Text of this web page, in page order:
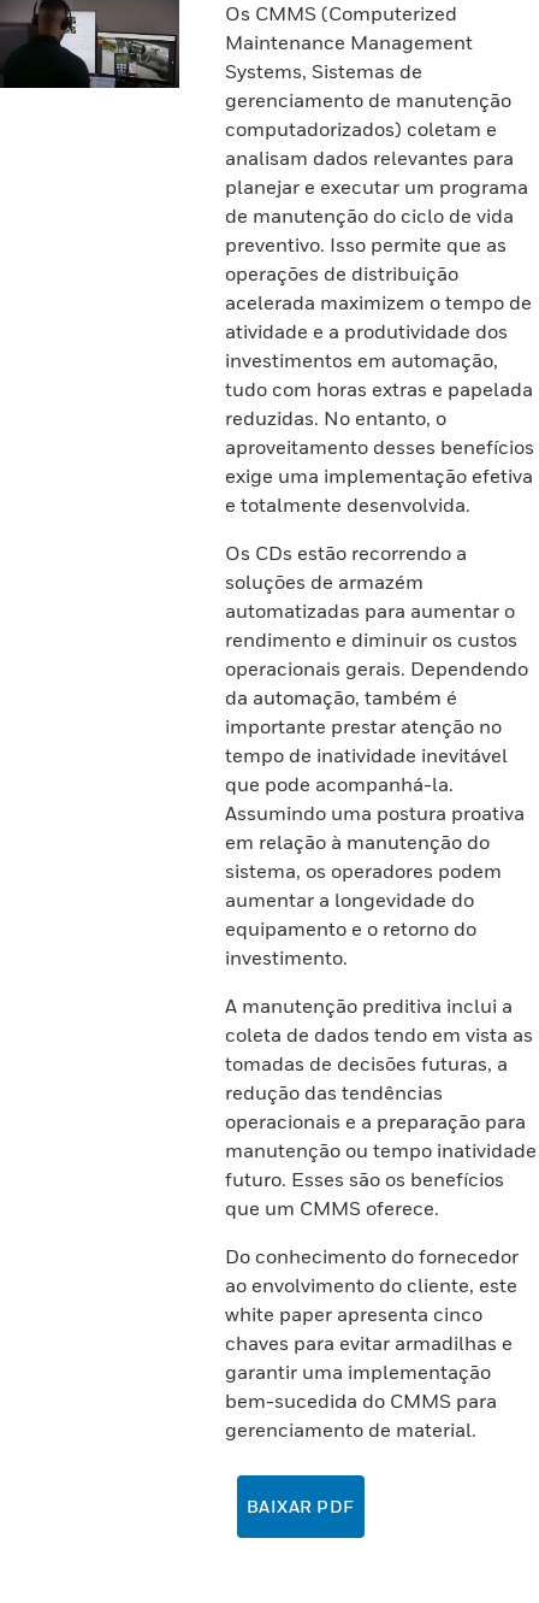
Os CMMS (Computerized
Maintenance Management
Systems, Sistemas de
gerenciamento de manutenção
computadorizados) coletam e
analisam dados relevantes para
planejar e executar um programa
de manutenção do ciclo de vida
preventivo. Isso permite que as
operações de distribuição
acelerada maximizem o tempo de
atividade e a produtividade dos
investimentos em automação,
tudo com horas extras e papelada
reduzidas. No entanto, o
aproveitamento desses benefícios
exige uma implementação efetiva
e totalmente desenvolvida.
Os CDs estão recorrendo a
soluções de armazém
automatizadas para aumentar o
rendimento e diminuir os custos
operacionais gerais. Dependendo
da automação, também é
importante prestar atenção no
tempo de inatividade inevitável
que pode acompanhá-la.
Assumindo uma postura proativa
em relação à manutenção do
sistema, os operadores podem
aumentar a longevidade do
equipamento e o retorno do
investimento.
A manutenção preditiva inclui a
coleta de dados tendo em vista as
tomadas de decisões futuras, a
redução das tendências
operacionais e a preparação para
manutenção ou tempo inatividade
futuro. Esses são os benefícios
que um CMMS oferece.
Do conhecimento do fornecedor
ao envolvimento do cliente, este
white paper apresenta cinco
chaves para evitar armadilhas e
garantir uma implementação
bem-sucedida do CMMS para
gerenciamento de material.
BAIXAR PDF